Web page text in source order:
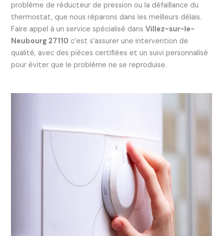
problème de réducteur de pression ou la défaillance du
thermostat, que nous réparons dans les meilleurs délais.
Faire appel à un service spécialisé dans Villez-sur-le-
Neubourg 27110 c’est s’assurer une intervention de
qualité, avec des pièces certifiées et un suivi personnalisé
pour éviter que le problème ne se reproduise.